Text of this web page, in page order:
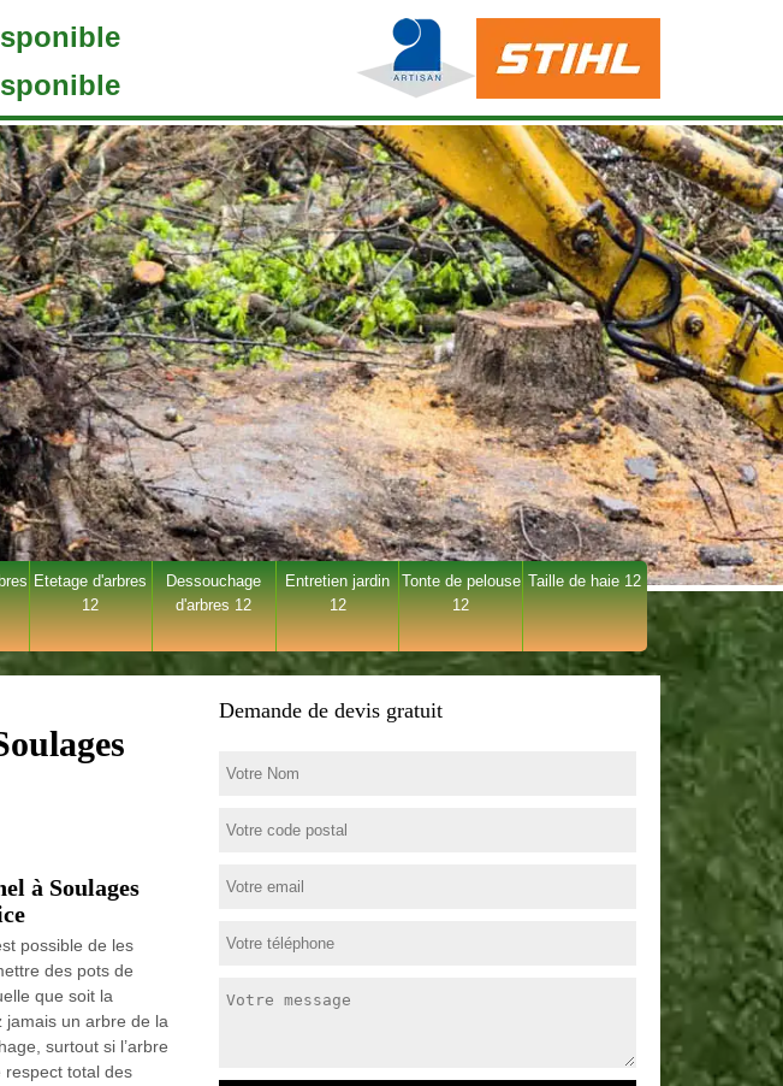
Etetage d'arbres
12
Dessouchage
d'arbres 12
Entretien jardin
12
Tonte de pelouse
12
Taille de haie 12
à Soulages
possible de les
des pots de
que soit la
jamais un arbre de la
surtout si l’arbre
total des
Demande de devis gratuit